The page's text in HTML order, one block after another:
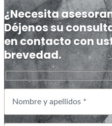
¿Necesita
Déjenos su
en contacto con
brevedad.